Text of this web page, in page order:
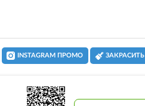
INSTAGRAM ПРОМО ЗАКРАСИТЬ